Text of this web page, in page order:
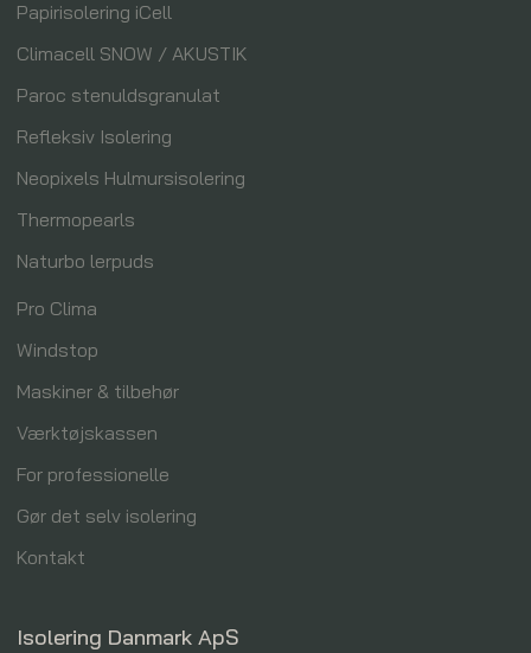
Papirisolering iCell
Climacell SNOW / AKUSTIK
Paroc stenuldsgranulat
Refleksiv Isolering
Neopixels Hulmursisolering
Thermopearls
Naturbo lerpuds
Pro Clima
Windstop
Maskiner & tilbehør
Værktøjskassen
For professionelle
Gør det selv isolering
Kontakt
Isolering Danmark ApS